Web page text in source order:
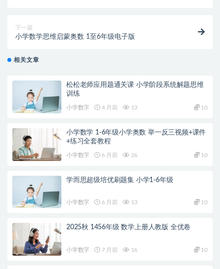
下一篇
小学数学思维启蒙奥数 1至6年级电子版
相关文章
松松老师应用题通关课 小学阶段系统解题思维
训练
小学数字 4 月前 13 10
小学数学 1-6年级小学奥数 举一反三视频+课件
+练习全套教程
小学数字 6 月前 26 10
学而思超级培优刷题集 小学1-6年级
小学数字 6 月前 13 10
2025秋 1456年级 数学上册人教版 全优卷
小学数字 7 月前 16 10